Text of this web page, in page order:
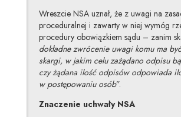
Wreszcie NSA uznał, że z uwagi na
proceduralnej i zawarty w niej wymóg
procedury obowiązkiem sądu – zanim
dokładne zwrócenie uwagi komu ma
skargi, w jakim celu zażądano odpisu
czy żądana ilość odpisów odpowiada
w postępowaniu osób”.
Znaczenie uchwały NSA